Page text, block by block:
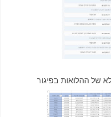
של ההלואות בפיגור